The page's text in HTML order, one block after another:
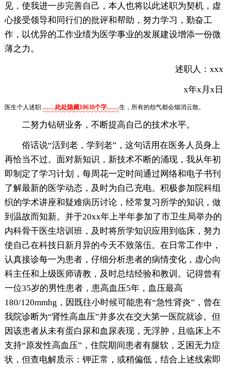
见，使我进一步完善自己，本人也将以此述职为契机，虚
心接受领导和同行们的批评和帮助，努力学习，勤奋工
作，以优异的工作业绩为医学事业的发展建设增添一份微
薄之力。
述职人：xxx
x年x月x日
医生个人述职 ……此处隐藏10638个字……生，所有的怨气都会烟消云散。
二努力钻研业务，不断提高自己的技术水平。
俗话说“活到老，学到老”，这句话用在医务人员身上
再恰当不过。面对新知识，新技术不断的涌现，我从年初
即制定了学习计划，每周花一定时间通过网络和电子书刊
了解最新的医学动态，及时为自己充电。积极参加院科组
织的学术讲座和疑难病历讨论，经常复习所学的知识，做
到温故而知新。并于20xx年上半年参加了市卫生局举办的
内科骨干医生培训班，及时将所学知识应用到临床，努力
使自己在科技日新月异的今天不致落伍。在日常工作中，
认真接诊每一为患者，仔细分析患者的病情变化，虚心向
科主任和上级医师请教，及时总结经验和教训。记得曾有
一位35岁的男性患者，患高血压5年，血压最高
180/120mmhg，因既往小时候可能患有“急性肾炎”，曾在
我院诊断为“肾性高血压”并多次在交大第一医院就诊。但
因该患者从未有蛋白尿和血尿表现，无浮肿，且临床上不
支持“原发性高血压”，住院期间患者有腿软，乏困无力症
状，但查电解质示：钾正常，或稍偏低，结合上述线索即